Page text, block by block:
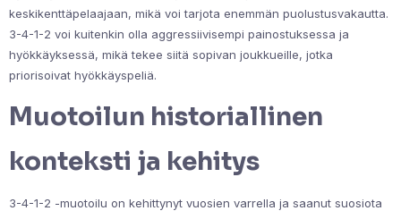
keskikenttäpelaajaan, mikä voi tarjota enemmän puolustusvakautta.
3-4-1-2 voi kuitenkin olla aggressiivisempi painostuksessa ja
hyökkäyksessä, mikä tekee siitä sopivan joukkueille, jotka
priorisoivat hyökkäyspeliä.
Muotoilun historiallinen
konteksti ja kehitys
3-4-1-2 -muotoilu on kehittynyt vuosien varrella ja saanut suosiota